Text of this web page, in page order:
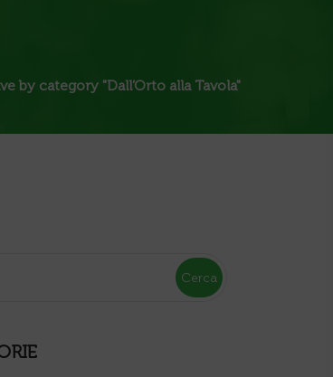
by category "Dall’Orto alla Tavola"
Cerca